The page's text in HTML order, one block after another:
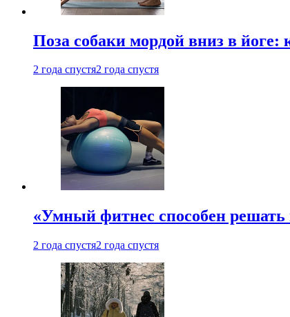
Поза собаки мордой вниз в йоге:
2 года спустя2 года спустя
«Умный фитнес способен
2 года спустя2 года спустя